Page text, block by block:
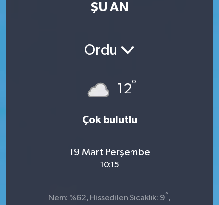
ŞU AN
Ordu
12°
Çok bulutlu
19 Mart Perşembe
10:15
Nem: %62, Hissedilen Sıcaklık: 9° ,